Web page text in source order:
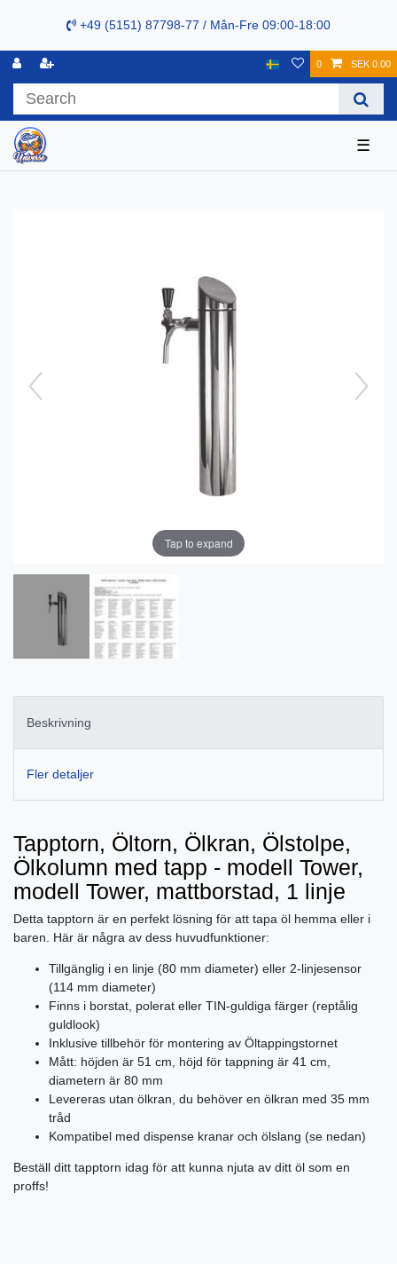
+49 (5151) 87798-77 / Mån-Fre 09:00-18:00
0 SEK 0.00
☰
Tap to expand
Beskrivning
Fler detaljer
Tapptorn, Öltorn, Ölkran, Ölstolpe,
Ölkolumn med tapp - modell Tower,
modell Tower, mattborstad, 1 linje
Detta tapptorn är en perfekt lösning för att tapa öl hemma eller i
baren. Här är några av dess huvudfunktioner:
Tillgänglig i en linje (80 mm diameter) eller 2-linjesensor
(114 mm diameter)
Finns i borstat, polerat eller TIN-guldiga färger (reptålig
guldlook)
Inklusive tillbehör för montering av Öltappingstornet
Mått: höjden är 51 cm, höjd för tappning är 41 cm,
diametern är 80 mm
Levereras utan ölkran, du behöver en ölkran med 35 mm
tråd
Kompatibel med dispense kranar och ölslang (se nedan)
Beställ ditt tapptorn idag för att kunna njuta av ditt öl som en
proffs!